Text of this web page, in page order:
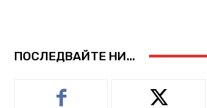
ПОСЛЕДВАЙТЕ НИ...